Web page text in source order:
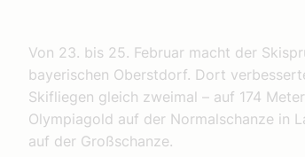
Von 23. bis 25. Februar macht der
bayerischen Oberstdorf. Dort
Skifliegen gleich zweimal – auf 174
Olympiagold auf der Normalschanze in
auf der Großschanze.